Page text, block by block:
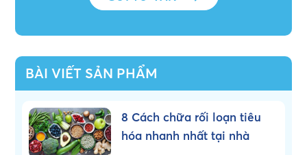
BÀI VIẾT SẢN PHẨM
8 Cách chữa rối loạn tiêu
hóa nhanh nhất tại nhà